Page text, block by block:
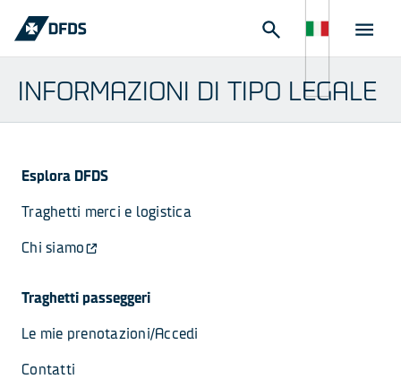
INFORMAZIONI DI TIPO LEGALE
Esplora DFDS
Traghetti merci e logistica
Chi siamo
Traghetti passeggeri
Le mie prenotazioni/Accedi
Contatti